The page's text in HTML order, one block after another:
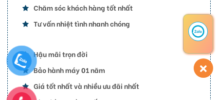
Chăm sóc khách hàng tốt nhất
Tư vấn nhiệt tình nhanh chóng
Hậu mãi trọn đời
Bảo hành máy 01 năm
Giá tốt nhất và nhiều ưu đãi nhất